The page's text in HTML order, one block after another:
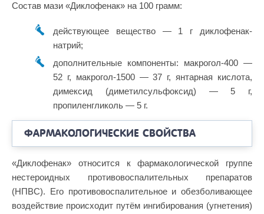
Состав мази «Диклофенак» на 100 грамм:
действующее вещество — 1 г диклофенак-
натрий;
дополнительные компоненты: макрогол-400 —
52 г, макрогол-1500 — 37 г, янтарная кислота,
димексид (диметилсульфоксид) — 5 г,
пропиленгликоль — 5 г.
ФАРМАКОЛОГИЧЕСКИЕ СВОЙСТВА
«Диклофенак» относится к фармакологической группе
нестероидных противовоспалительных препаратов
(НПВС). Его противовоспалительное и обезболивающее
воздействие происходит путём ингибирования (угнетения)